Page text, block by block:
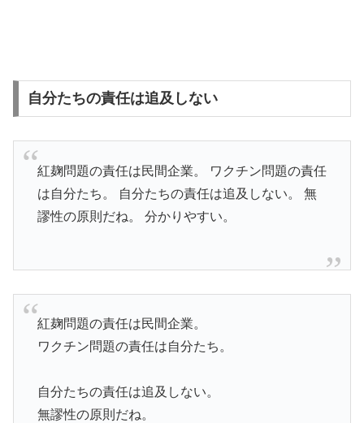
自分たちの責任は追及しない
紅麹問題の責任は民間企業。 ワクチン問題の責任
は自分たち。 自分たちの責任は追及しない。 無
謬性の原則だね。 分かりやすい。
紅麹問題の責任は民間企業。
ワクチン問題の責任は自分たち。
自分たちの責任は追及しない。
無謬性の原則だね。